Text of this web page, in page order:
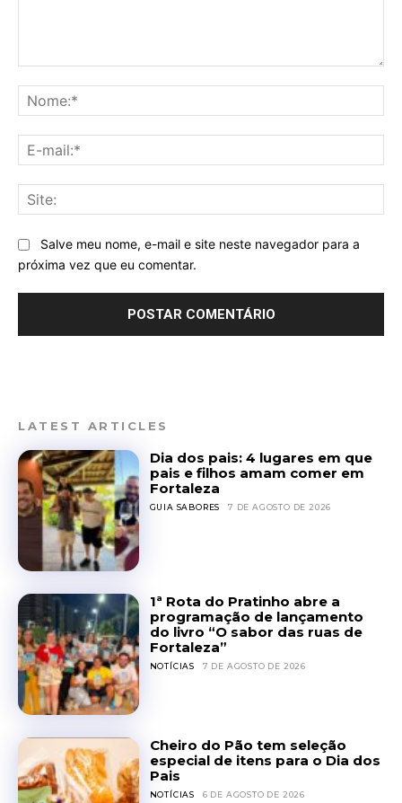
Salve meu nome, e-mail e site neste navegador para a
próxima vez que eu comentar.
LATEST ARTICLES
Dia dos pais: 4 lugares em que
pais e filhos amam comer em
Fortaleza
GUIA SABORES 7 DE AGOSTO DE 2026
1ª Rota do Pratinho abre a
programação de lançamento
do livro “O sabor das ruas de
Fortaleza”
NOTÍCIAS 7 DE AGOSTO DE 2026
Cheiro do Pão tem seleção
especial de itens para o Dia dos
Pais
NOTÍCIAS 6 DE AGOSTO DE 2026